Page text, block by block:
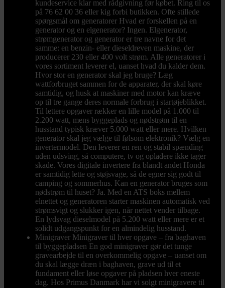
kundeservice klar med rådgivning før købet. Ring til os
på 76 62 00 36 eller kig forbi butikken. Ofte stillede
spørgsmål om generatorer Hvad er forskellen på en
generator og en elgenerator? Ingen. Elgenerator,
strømgenerator og generator er tre navne for det
samme: en benzin- eller dieseldreven maskine, der
producerer 230 eller 400 volt strøm. Alle generatorer i
vores sortiment leverer el, uanset hvad du kalder dem.
Hvor stor en generator skal jeg bruge? Læg
wattforbruget sammen for de apparater, der skal køre
samtidig, og husk at maskiner med motor kan kræve
op til tre gange deres normale forbrug i startøjeblikket.
Til lettere opgaver rækker en lille model på 1.000 til
2.200 watt, mens byggeplads og nødstrøm til en
husstand typisk kræver 5.000 watt eller mere. Hvilken
generator skal jeg vælge til følsom elektronik? Vælg en
invertermodel. Den leverer en ren og stabil spænding
uden udsving, så computere, tv og opladere ikke tager
skade. Vores digitale invertere fra blandt andet Honda
er samtidig lette og støjsvage, så de egner sig godt til
camping og sommerhus. Kan en generator bruges som
nødstrøm til huset? Ja. Med en ATS boks mellem
elnettet og generatoren starter maskinen automatisk ved
strømsvigt og slukker igen, når nettet vender tilbage.
En lydsvag dieselmodel på 5.200 watt eller mere er et
solidt udgangspunkt for en almindelig husstand.
Minigraver Minigraver til hver opgave – fra baghaven
til byggepladsen En god minigraver gør det tunge
gravearbejde til en overkommelig opgave – uanset om
du skal lægge dræn i baghaven, grave ud til et
fundament eller løse opgaver på pladsen hver eneste
dag. Hos Primus Danmark har vi solgt minigravere til